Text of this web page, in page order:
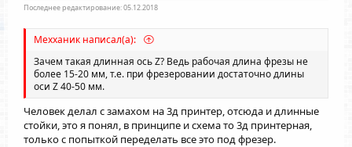
Последнее редактирование:05.12.2018
Мехханик написал(а):
Зачем такая длинная ось Z? Ведь рабочая длина фрезы не
более 15-20 мм, т.е. при фрезеровании достаточно длины
оси Z 40-50 мм.
Человек делал с замахом на 3д принтер, отсюда и длинные
стойки, это я понял, в принципе и схема то 3д принтерная,
только с попыткой переделать все это под фрезер.